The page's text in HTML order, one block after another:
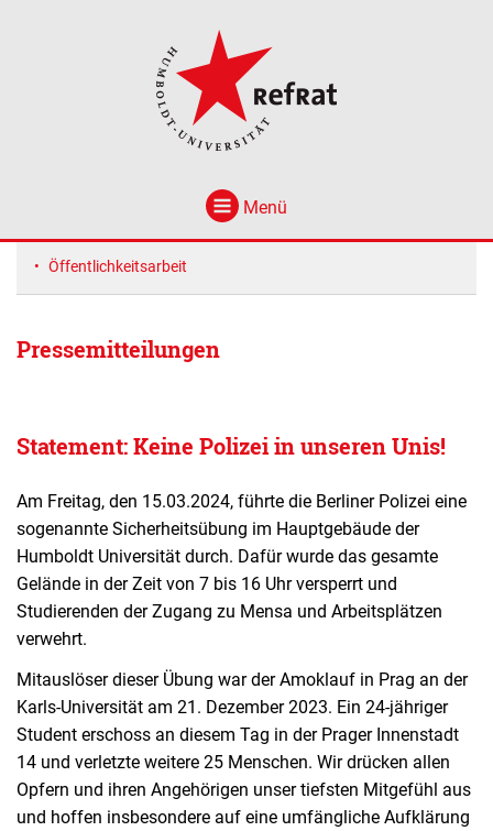
Menü
Öffentlichkeitsarbeit
Pressemitteilungen
Statement: Keine Polizei in unseren Unis!
Am Freitag, den 15.03.2024, führte die Berliner Polizei eine
sogenannte Sicherheitsübung im Hauptgebäude der
Humboldt Universität durch. Dafür wurde das gesamte
Gelände in der Zeit von 7 bis 16 Uhr versperrt und
Studierenden der Zugang zu Mensa und Arbeitsplätzen
verwehrt.
Mitauslöser dieser Übung war der Amoklauf in Prag an der
Karls-Universität am 21. Dezember 2023. Ein 24-jähriger
Student erschoss an diesem Tag in der Prager Innenstadt
14 und verletzte weitere 25 Menschen. Wir drücken allen
Opfern und ihren Angehörigen unser tiefsten Mitgefühl aus
und hoffen insbesondere auf eine umfängliche Aufklärung